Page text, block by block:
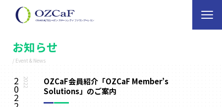
お知らせ
/ Event & News
2022
2
0
2
OZCaF会員紹介「OZCaF Member’s
Solutions」のご案内